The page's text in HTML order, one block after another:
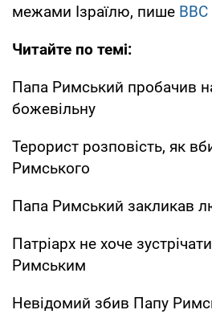
межами Ізраїлю, пише
Читайте по темі:
Папа Римський пробачив
божевільну
Терорист розповість, як
Римського
Папа Римський закликав
Патріарх не хоче
Римським
Невідомий збив Папу